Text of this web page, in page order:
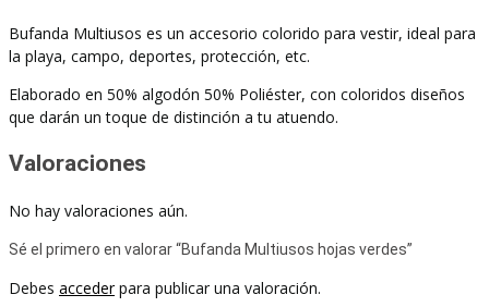
Bufanda Multiusos es un accesorio colorido para vestir, ideal para
la playa, campo, deportes, protección, etc.
Elaborado en 50% algodón 50% Poliéster, con coloridos diseños
que darán un toque de distinción a tu atuendo.
Valoraciones
No hay valoraciones aún.
Sé el primero en valorar “Bufanda Multiusos hojas verdes”
Debes accederpara publicar una valoración.